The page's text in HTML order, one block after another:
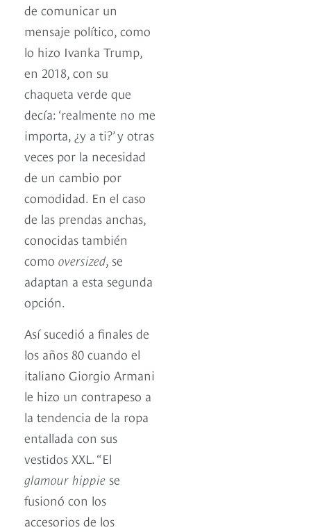
de comunicar un
mensaje político, como
lo hizo Ivanka Trump,
en 2018, con su
chaqueta verde que
decía: ‘realmente no me
importa, ¿y a ti?’ y otras
veces por la necesidad
de un cambio por
comodidad. En el caso
de las prendas anchas,
conocidas también
como oversized, se
adaptan a esta segunda
opción.
Así sucedió a finales de
los años 80 cuando el
italiano Giorgio Armani
le hizo un contrapeso a
la tendencia de la ropa
entallada con sus
vestidos XXL. “El
glamour hippie se
fusionó con los
accesorios de los